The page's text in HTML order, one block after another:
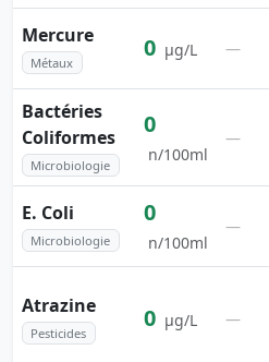
Mercure
Métaux
0 µg/L —
Bactéries
Coliformes
Microbiologie
0
n/100ml
—
E. Coli
Microbiologie
0
n/100ml
—
Atrazine
Pesticides
0 µg/L —